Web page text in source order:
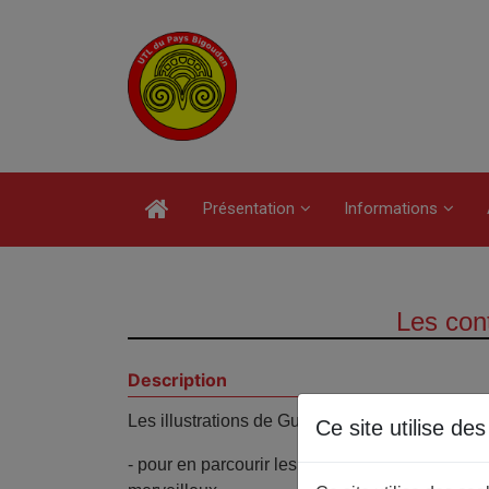
Présentation Informations
Les
Description
Les illustrations de Gustave Doré pour
- pour en parcourir les conditions de création
Ce site utilise